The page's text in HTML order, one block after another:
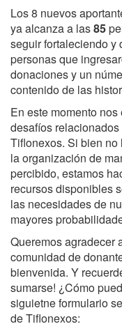
Los 8 nuevos
ya alcanza a las85
seguir fortaleciendo y
personas que
donaciones y un
contenido de las
En este momento
desafíos
Tiflonexos. Si bien
la organización de
percibido, estamos
recursos disponibles
las necesidades de
mayores
Queremos agradecer
comunidad de
bienvenida. Y
sumarse! ¿Cómo
siguietne formulario
de Tiflonexos: